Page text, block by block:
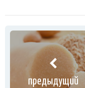
предыдущий